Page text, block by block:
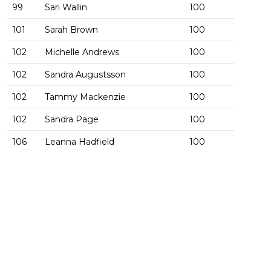
99 Sari Wallin 100
101 Sarah Brown 100
102 Michelle Andrews 100
102 Sandra Augustsson 100
102 Tammy Mackenzie 100
102 Sandra Page 100
106 Leanna Hadfield 100